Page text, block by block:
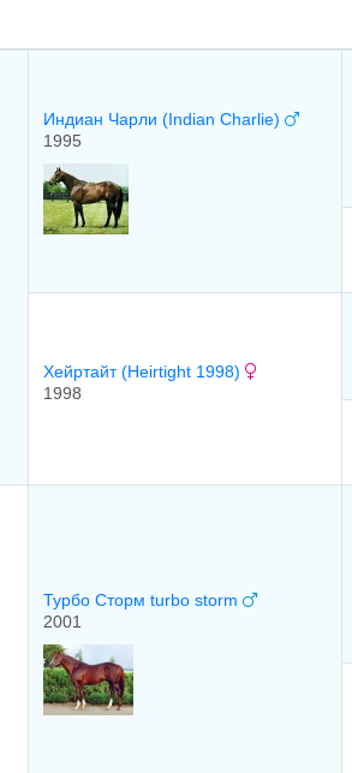
Индиан Чарли (Indian Charlie)
1995
Хейpтaйт (Heirtight 1998)
1998
Турбо Сторм turbo storm
2001